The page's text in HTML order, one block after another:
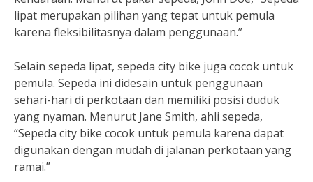
lipat merupakan pilihan yang tepat untuk pemula
karena fleksibilitasnya dalam penggunaan.”
Selain sepeda lipat, sepeda city bike juga cocok untuk
pemula. Sepeda ini didesain untuk penggunaan
sehari-hari di perkotaan dan memiliki posisi duduk
yang nyaman. Menurut Jane Smith, ahli sepeda,
“Sepeda city bike cocok untuk pemula karena dapat
digunakan dengan mudah di jalanan perkotaan yang
ramai.”